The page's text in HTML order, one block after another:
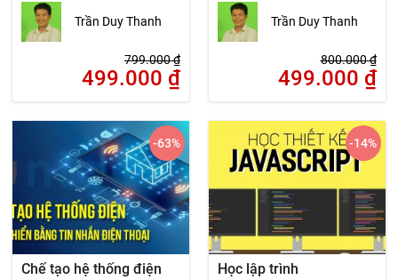
Trần Duy Thanh
799.000₫
499.000 ₫
Trần Duy Thanh
800.000₫
499.000 ₫
Chế tạo hệ thống điện
-63%
Học lập trình
-14%